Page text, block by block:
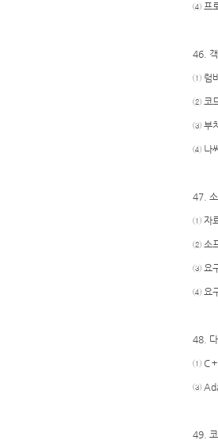
④ 프
46.
① 럼
② 코
③ 부
④ 나
47.
① 자
② 소
③ 요
④ 요
48.
① C
③
49.